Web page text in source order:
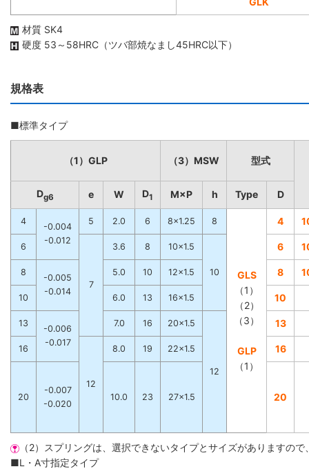
材質 SK4
硬度 53～58HRC（ツバ部焼なまし45HRC以下）
規格表
■標準タイプ
（1）GLP （3）MSW 型式
Dg6 e W D1 M×P h Type D
4
-0.004
-0.012
5 2.0 6 8×1.25 8
GLS
（1）
（2）
（3）
GLP
（1）
4
6
7
3.6 8 10×1.5
10
6
8
-0.005
-0.014
5.0 10 12×1.5 8
10 6.0 13 16×1.5 10
13
-0.006
-0.017
7.0 16 20×1.5
12
13
16
12
8.0 19 22×1.5 16
20
-0.007
-0.020
10.0 23 27×1.5 20
（2）スプリングは、選択できないタイプとサイズがありますの
■L・A寸指定タイプ